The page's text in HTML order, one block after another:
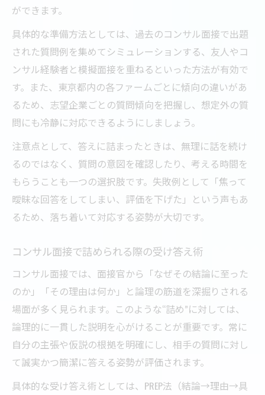
ができます。
具体的な準備方法としては、過去のコンサル面接で出題
された質問例を集めてシミュレーションする、友人やコ
ンサル経験者と模擬面接を重ねるといった方法が有効で
す。また、東京都内の各ファームごとに傾向の違いがあ
るため、志望企業ごとの質問傾向を把握し、想定外の質
問にも冷静に対応できるようにしましょう。
注意点として、答えに詰まったときは、無理に話を続け
るのではなく、質問の意図を確認したり、考える時間を
もらうことも一つの選択肢です。失敗例として「焦って
曖昧な回答をしてしまい、評価を下げた」という声もあ
るため、落ち着いて対応する姿勢が大切です。
コンサル面接で詰められる際の受け答え術
コンサル面接では、面接官から「なぜその結論に至った
のか」「その理由は何か」と論理の筋道を深掘りされる
場面が多く見られます。このような“詰め”に対しては、
論理的に一貫した説明を心がけることが重要です。常に
自分の主張や仮説の根拠を明確にし、相手の質問に対し
て誠実かつ簡潔に答える姿勢が評価されます。
具体的な受け答え術としては、PREP法（結論→理由→具